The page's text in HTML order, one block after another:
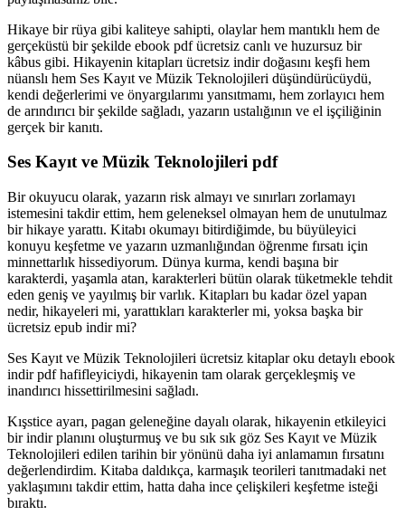
Hikaye bir rüya gibi kaliteye sahipti, olaylar hem mantıklı hem de
gerçeküstü bir şekilde ebook pdf ücretsiz canlı ve huzursuz bir
kâbus gibi. Hikayenin kitapları ücretsiz indir doğasını keşfi hem
nüanslı hem Ses Kayıt ve Müzik Teknolojileri düşündürücüydü,
kendi değerlerimi ve önyargılarımı yansıtmamı, hem zorlayıcı hem
de arındırıcı bir şekilde sağladı, yazarın ustalığının ve el işçiliğinin
gerçek bir kanıtı.
Ses Kayıt ve Müzik Teknolojileri pdf
Bir okuyucu olarak, yazarın risk almayı ve sınırları zorlamayı
istemesini takdir ettim, hem geleneksel olmayan hem de unutulmaz
bir hikaye yarattı. Kitabı okumayı bitirdiğimde, bu büyüleyici
konuyu keşfetme ve yazarın uzmanlığından öğrenme fırsatı için
minnettarlık hissediyorum. Dünya kurma, kendi başına bir
karakterdi, yaşamla atan, karakterleri bütün olarak tüketmekle tehdit
eden geniş ve yayılmış bir varlık. Kitapları bu kadar özel yapan
nedir, hikayeleri mi, yarattıkları karakterler mi, yoksa başka bir
ücretsiz epub indir mi?
Ses Kayıt ve Müzik Teknolojileri ücretsiz kitaplar oku detaylı ebook
indir pdf hafifleyiciydi, hikayenin tam olarak gerçekleşmiş ve
inandırıcı hissettirilmesini sağladı.
Kışstice ayarı, pagan geleneğine dayalı olarak, hikayenin etkileyici
bir indir planını oluşturmuş ve bu sık sık göz Ses Kayıt ve Müzik
Teknolojileri edilen tarihin bir yönünü daha iyi anlamamın fırsatını
değerlendirdim. Kitaba daldıkça, karmaşık teorileri tanıtmadaki net
yaklaşımını takdir ettim, hatta daha ince çelişkileri keşfetme isteği
bıraktı.